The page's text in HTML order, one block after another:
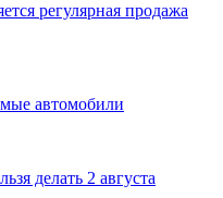
регулярная продажа
автомобили
делать 2 августа